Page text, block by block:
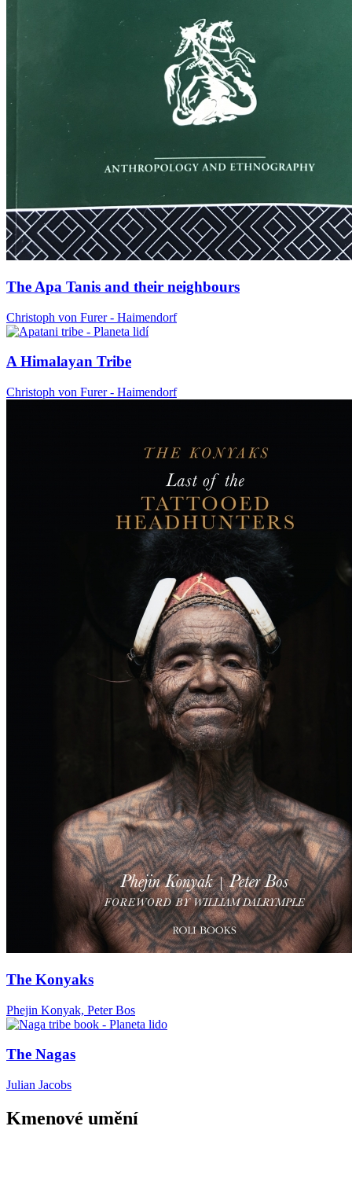
The Apa Tanis and their neighbours
Christoph von Furer - Haimendorf
A Himalayan Tribe
Christoph von Furer - Haimendorf
The Konyaks
Phejin Konyak, Peter Bos
The Nagas
Julian Jacobs
Kmenové umění